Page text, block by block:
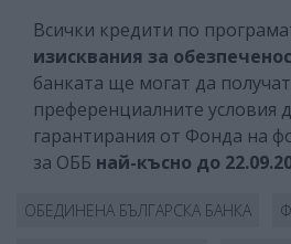
Всички кредити по
изисквания за
банката ще могат да
преференциалните условия
гарантирания от Фонда на
за ОББ най-късно до
ОБЕДИНЕНА БЪЛГАРСКА БАНКА